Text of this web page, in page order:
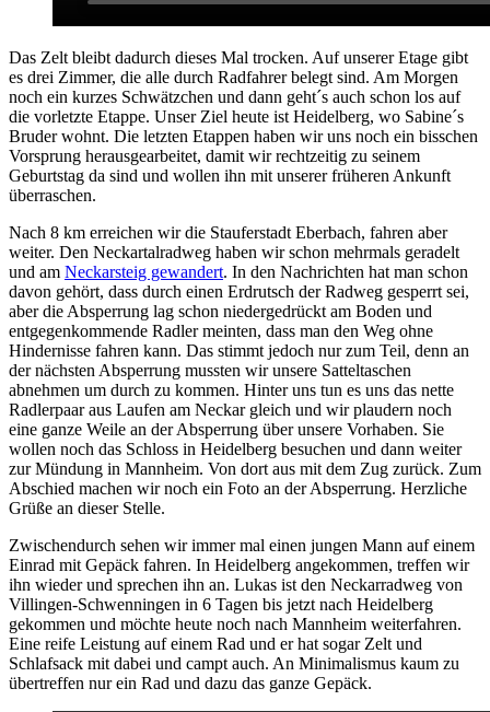
Das Zelt bleibt dadurch dieses Mal trocken. Auf unserer Etage gibt
es drei Zimmer, die alle durch Radfahrer belegt sind. Am Morgen
noch ein kurzes Schwätzchen und dann geht´s auch schon los auf
die vorletzte Etappe. Unser Ziel heute ist Heidelberg, wo Sabine´s
Bruder wohnt. Die letzten Etappen haben wir uns noch ein bisschen
Vorsprung herausgearbeitet, damit wir rechtzeitig zu seinem
Geburtstag da sind und wollen ihn mit unserer früheren Ankunft
überraschen.
Nach 8 km erreichen wir die Stauferstadt Eberbach, fahren aber
weiter. Den Neckartalradweg haben wir schon mehrmals geradelt
und am Neckarsteig gewandert. In den Nachrichten hat man schon
davon gehört, dass durch einen Erdrutsch der Radweg gesperrt sei,
aber die Absperrung lag schon niedergedrückt am Boden und
entgegenkommende Radler meinten, dass man den Weg ohne
Hindernisse fahren kann. Das stimmt jedoch nur zum Teil, denn an
der nächsten Absperrung mussten wir unsere Satteltaschen
abnehmen um durch zu kommen. Hinter uns tun es uns das nette
Radlerpaar aus Laufen am Neckar gleich und wir plaudern noch
eine ganze Weile an der Absperrung über unsere Vorhaben. Sie
wollen noch das Schloss in Heidelberg besuchen und dann weiter
zur Mündung in Mannheim. Von dort aus mit dem Zug zurück. Zum
Abschied machen wir noch ein Foto an der Absperrung. Herzliche
Grüße an dieser Stelle.
Zwischendurch sehen wir immer mal einen jungen Mann auf einem
Einrad mit Gepäck fahren. In Heidelberg angekommen, treffen wir
ihn wieder und sprechen ihn an. Lukas ist den Neckarradweg von
Villingen-Schwenningen in 6 Tagen bis jetzt nach Heidelberg
gekommen und möchte heute noch nach Mannheim weiterfahren.
Eine reife Leistung auf einem Rad und er hat sogar Zelt und
Schlafsack mit dabei und campt auch. An Minimalismus kaum zu
übertreffen nur ein Rad und dazu das ganze Gepäck.